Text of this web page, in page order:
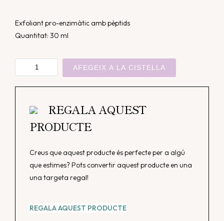
Exfoliant pro-enzimàtic amb pèptids
Quantitat: 30 ml
quantitat
de
Diamond
Extreme
AFEGEIX A LA CISTELLA
REGALA AQUEST
PRODUCTE
Creus que aquest producte és perfecte per a algú
que estimes? Pots convertir aquest producte en una
una targeta regal!
REGALA AQUEST PRODUCTE